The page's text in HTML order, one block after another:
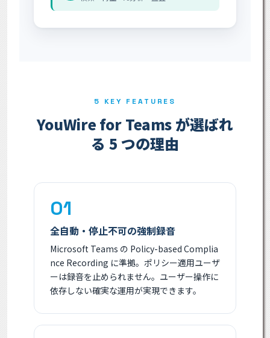
5 KEY FEATURES
YouWire for Teams が選ばれ
る 5 つの理由
01
全自動・停止不可の強制録音
Microsoft Teams の Policy-based Complia
nce Recording に準拠。ポリシー適用ユーザ
ーは録音を止められません。ユーザー操作に
依存しない確実な運用が実現できます。